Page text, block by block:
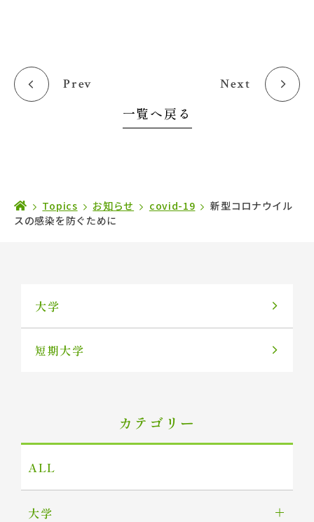
Prev
一覧へ戻る
Next
Topics お知らせ covid-19
新型コロナウイル
スの感染を防ぐために
大学
短期大学
カテゴリー
ALL
大学